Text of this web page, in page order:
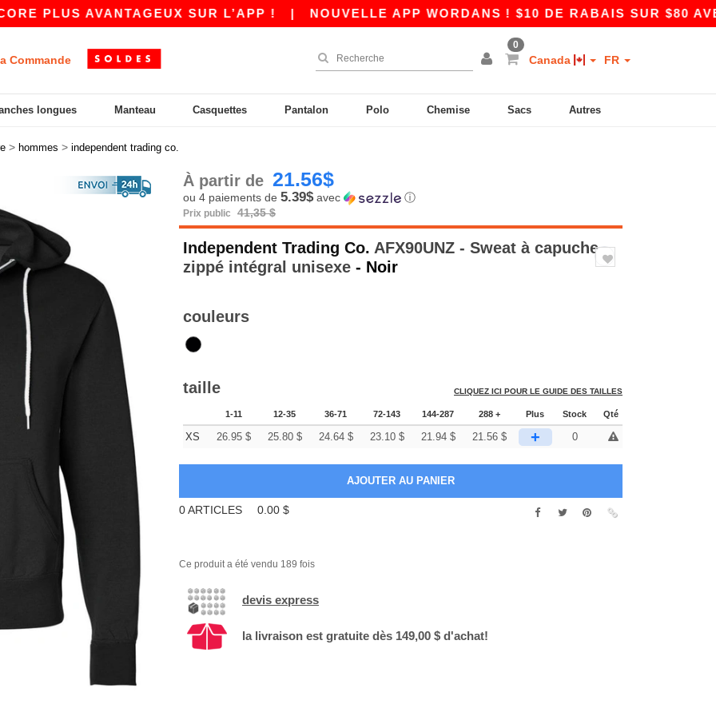
AVANTAGEUX SUR L’APP !|NOUVELLE APP WORDANS ! $10 DE RABAIS SUR $80 AVEC
Commande
0
Canada FR
longues Manteau Casquettes Pantalon Polo Chemise Sacs Autres
> hommes > independent trading co.
À partir de 21.56$
ou 4 paiements de 5.39$avec ⓘ
Prix public 41,35 $
Independent Trading Co. AFX90UNZ - Sweat à capuche
zippé intégral unisexe - Noir
couleurs
taille CLIQUEZ ICI POUR LE GUIDE DES TAILLES
1-11 12-35 36-71 72-143 144-287 288 + Plus Stock Qté
XS 26.95 $ 25.80 $ 24.64 $ 23.10 $ 21.94 $ 21.56 $ + 0
0ARTICLES 0.00 $
Ce produit a été vendu 189 fois
devis express
la livraison est gratuite dès 149,00 $ d'achat!